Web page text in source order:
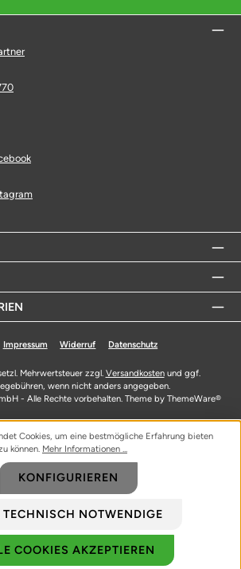
verwenden. Vor Gebrauch stets Etikett und
Produktinformationen lesen.
Impressum Widerruf Datenschutz
Mehrwertsteuer zzgl. Versandkostenund ggf.
wenn nicht anders angegeben.
- Alle Rechte vorbehalten. Theme by ThemeWare®
Cookies, um eine bestmögliche Erfahrung bieten
können. Mehr Informationen ...
TECHNISCH NOTWENDIGE
KONFIGURIEREN
COOKIES AKZEPTIEREN